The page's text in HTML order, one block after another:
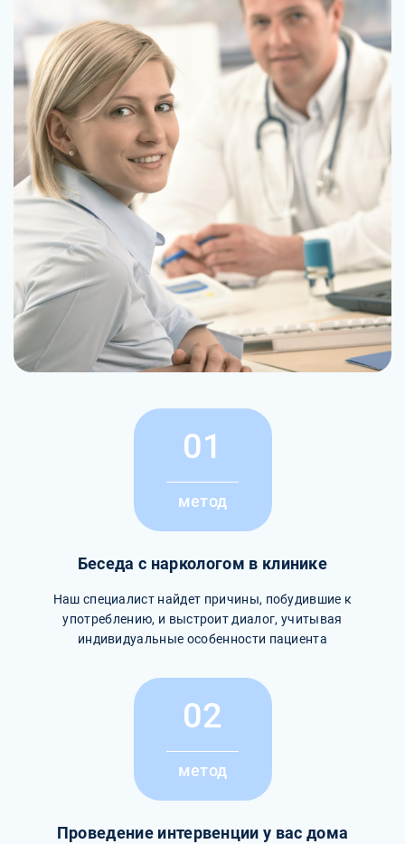
01
метод
Беседа с наркологом в клинике
Наш специалист найдет причины, побудившие к
употреблению, и выстроит диалог, учитывая
индивидуальные особенности пациента
02
метод
Проведение интервенции у вас дома